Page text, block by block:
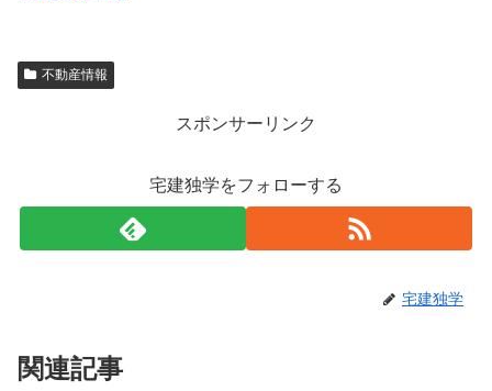
不動産情報
スポンサーリンク
宅建独学をフォローする
宅建独学
関連記事